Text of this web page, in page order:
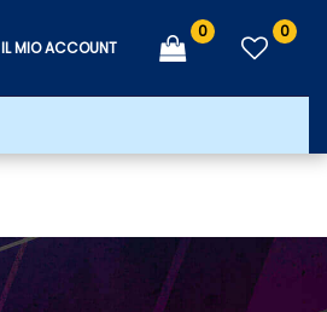
IL MIO ACCOUNT
0 0